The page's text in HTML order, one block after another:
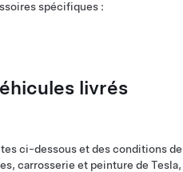
spécifiques :
livrés
ci-dessous et des conditions de
carrosserie et peinture de Tesla,